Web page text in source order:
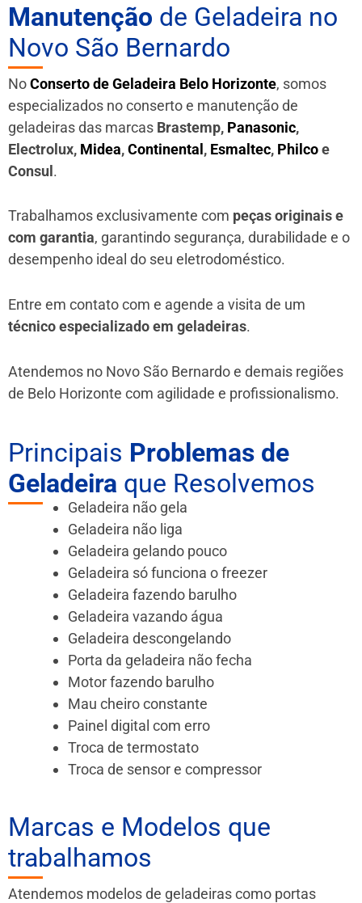
Manutenção de Geladeira no
Novo São Bernardo
NoConserto de Geladeira Belo Horizonte, somos
especializados no conserto e manutenção de
geladeiras das marcas Brastemp, Panasonic,
Electrolux, Midea,Continental, Esmaltec, Philcoe
Consul.
Trabalhamos exclusivamente com peças originais e
com garantia, garantindo segurança, durabilidade e o
desempenho ideal do seu eletrodoméstico.
Entre em contato com e agende a visita de um
técnico especializado em geladeiras.
Atendemos no Novo São Bernardo e demais regiões
de Belo Horizonte com agilidade e profissionalismo.
Principais Problemas de
Geladeira que Resolvemos
Geladeira não gela
Geladeira não liga
Geladeira gelando pouco
Geladeira só funciona o freezer
Geladeira fazendo barulho
Geladeira vazando água
Geladeira descongelando
Porta da geladeira não fecha
Motor fazendo barulho
Mau cheiro constante
Painel digital com erro
Troca de termostato
Troca de sensor e compressor
Marcas e Modelos que
trabalhamos
Atendemos modelos de geladeiras como portas